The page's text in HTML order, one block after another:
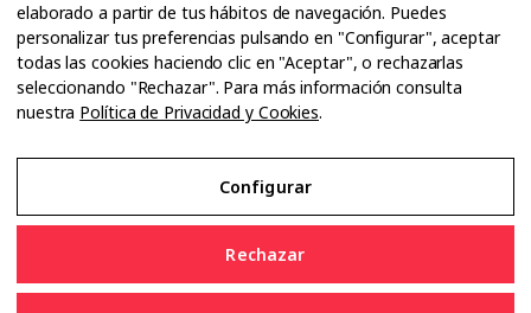
Guías
Dossier
Anuarios
Ofertas de empleo
elaborado a partir de tus hábitos de navegación. Puedes
personalizar tus preferencias pulsando en "Configurar", aceptar
todas las cookies haciendo clic en "Aceptar", o rechazarlas
seleccionando "Rechazar". Para más información consulta
nuestra Política de Privacidad y Cookies.
Configurar
Rechazar
Aviso Legal
Política de Privacidad y Cookies